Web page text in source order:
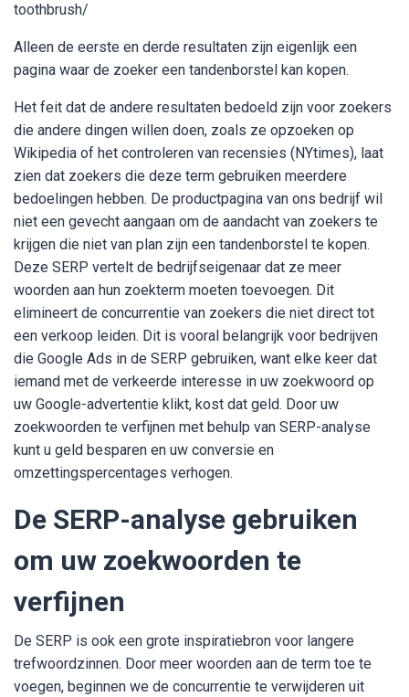
toothbrush/
Alleen de eerste en derde resultaten zijn eigenlijk een
pagina waar de zoeker een tandenborstel kan kopen.
Het feit dat de andere resultaten bedoeld zijn voor zoekers
die andere dingen willen doen, zoals ze opzoeken op
Wikipedia of het controleren van recensies (NYtimes), laat
zien dat zoekers die deze term gebruiken meerdere
bedoelingen hebben. De productpagina van ons bedrijf wil
niet een gevecht aangaan om de aandacht van zoekers te
krijgen die niet van plan zijn een tandenborstel te kopen.
Deze SERP vertelt de bedrijfseigenaar dat ze meer
woorden aan hun zoekterm moeten toevoegen. Dit
elimineert de concurrentie van zoekers die niet direct tot
een verkoop leiden. Dit is vooral belangrijk voor bedrijven
die Google Ads in de SERP gebruiken, want elke keer dat
iemand met de verkeerde interesse in uw zoekwoord op
uw Google-advertentie klikt, kost dat geld. Door uw
zoekwoorden te verfijnen met behulp van SERP-analyse
kunt u geld besparen en uw conversie en
omzettingspercentages verhogen.
De SERP-analyse gebruiken
om uw zoekwoorden te
verfijnen
De SERP is ook een grote inspiratiebron voor langere
trefwoordzinnen. Door meer woorden aan de term toe te
voegen, beginnen we de concurrentie te verwijderen uit